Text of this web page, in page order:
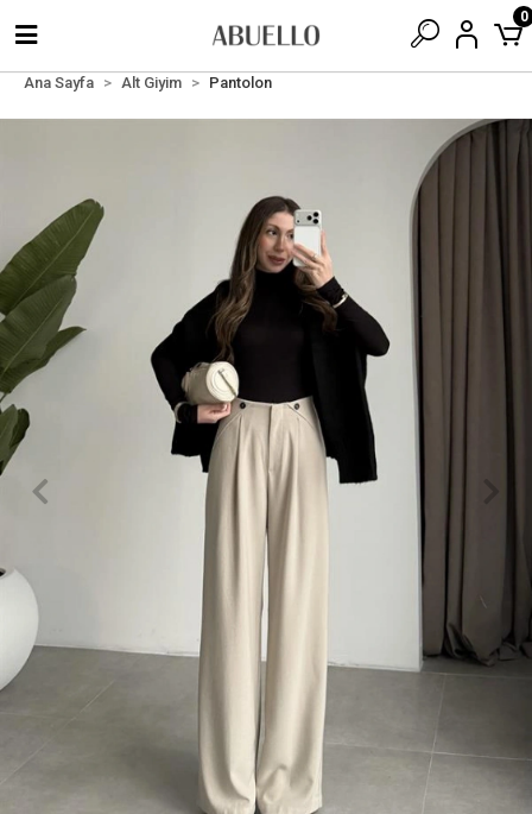
0
Ana Sayfa Alt Giyim Pantolon